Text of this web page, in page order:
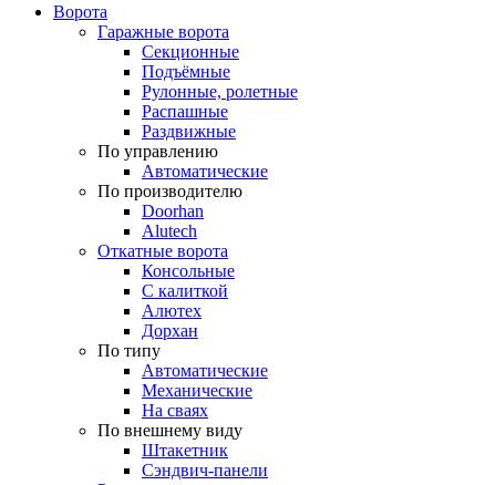
Ворота
Гаражные ворота
Секционные
Подъёмные
Рулонные, ролетные
Распашные
Раздвижные
По управлению
Автоматические
По производителю
Doorhan
Alutech
Откатные ворота
Консольные
С калиткой
Алютех
Дорхан
По типу
Автоматические
Механические
На сваях
По внешнему виду
Штакетник
Сэндвич-панели